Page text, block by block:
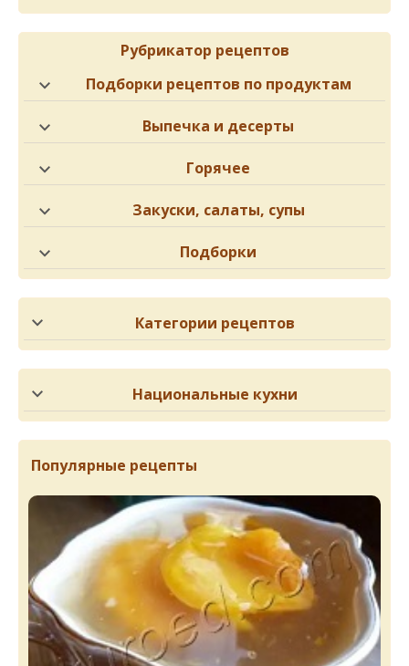
Рубрикатор рецептов
Подборки рецептов по продуктам
Выпечка и десерты
Горячее
Закуски, салаты, супы
Подборки
Категории рецептов
Национальные кухни
Популярные рецепты